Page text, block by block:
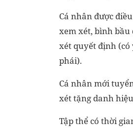
Cá nhân được
xem xét, bình bầu
xét quyết định (có
phái).
Cá nhân mới
xét tặng danh
Tập thể có thời